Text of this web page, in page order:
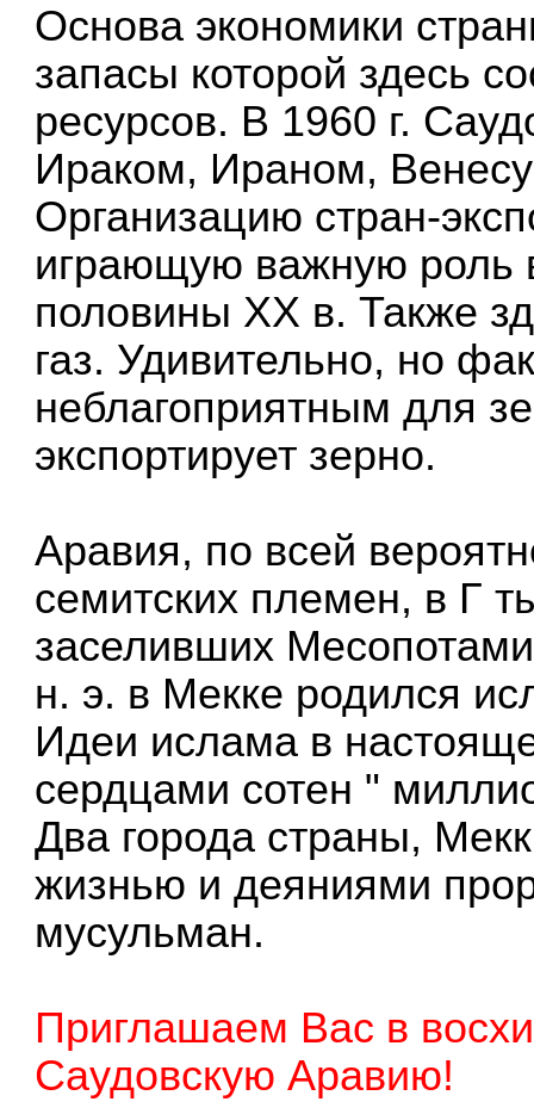
Основа экономики
запасы которой здесь
ресурсов. В 1960 г.
Ираком, Ираном,
Организацию стран-
играющую важную роль
половины XX в. Также
газ. Удивительно, но
неблагоприятным для
экспортирует зерно.
Аравия, по всей
семитских племен, в Г
заселивших
н. э. в Мекке родился
Идеи ислама в
сердцами сотен "
Два города страны,
жизнью и деяниями
мусульман.
Приглашаем Вас в
Саудовскую Аравию!